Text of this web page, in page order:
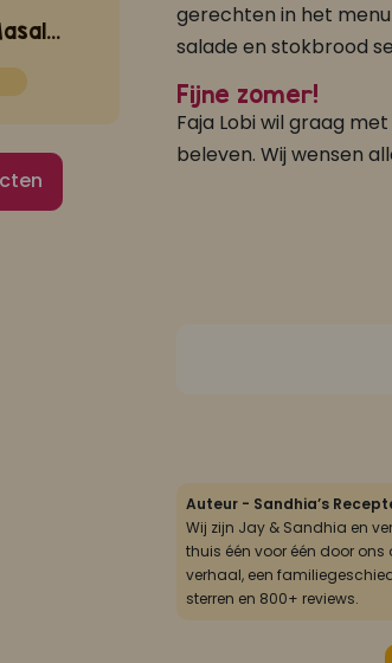
FAJA LOBI Roti Masala Speciaal 360 ml
Smaakmakers
gerechten in het
salade en stokbrood
Fijne zomer!
Faja Lobi wil graag
beleven. Wij wensen
Auteur - Sandhia’s
Wij zijn Jay & Sandhia en
thuis één voor één door
verhaal, een
sterren en 800+ reviews.